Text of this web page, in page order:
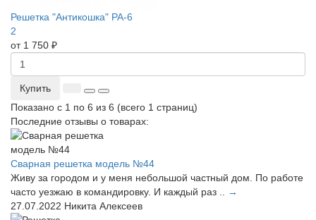
Решетка "Антикошка" РА-6
2
от 1 750 ₽
Купить
Показано с 1 по 6 из 6 (всего 1 страниц)
Последние отзывы о товарах:
Сварная решетка модель №44
Живу за городом и у меня небольшой частный дом. По работе
часто уезжаю в командировку. И каждый раз ..
→
27.07.2022 Никита Алексеев